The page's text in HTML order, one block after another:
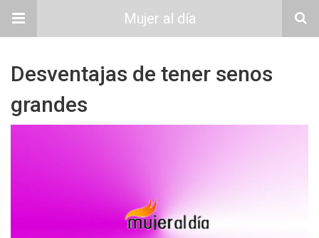
Mujer al día
Desventajas de tener senos
grandes